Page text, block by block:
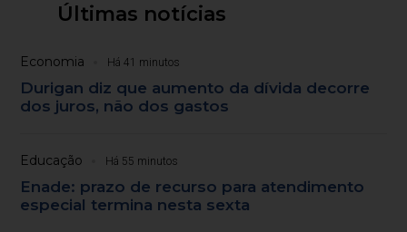
Últimas notícias
Economia Há 41 minutos
Durigan diz que aumento da dívida decorre
dos juros, não dos gastos
Educação Há 55 minutos
Enade: prazo de recurso para atendimento
especial termina nesta sexta